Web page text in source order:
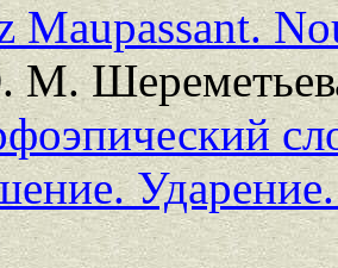
Maupassant.
М.